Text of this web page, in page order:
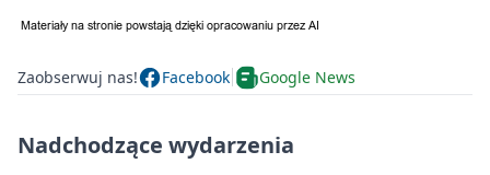
Zaobserwuj nas! Facebook Google News
Nadchodzące wydarzenia